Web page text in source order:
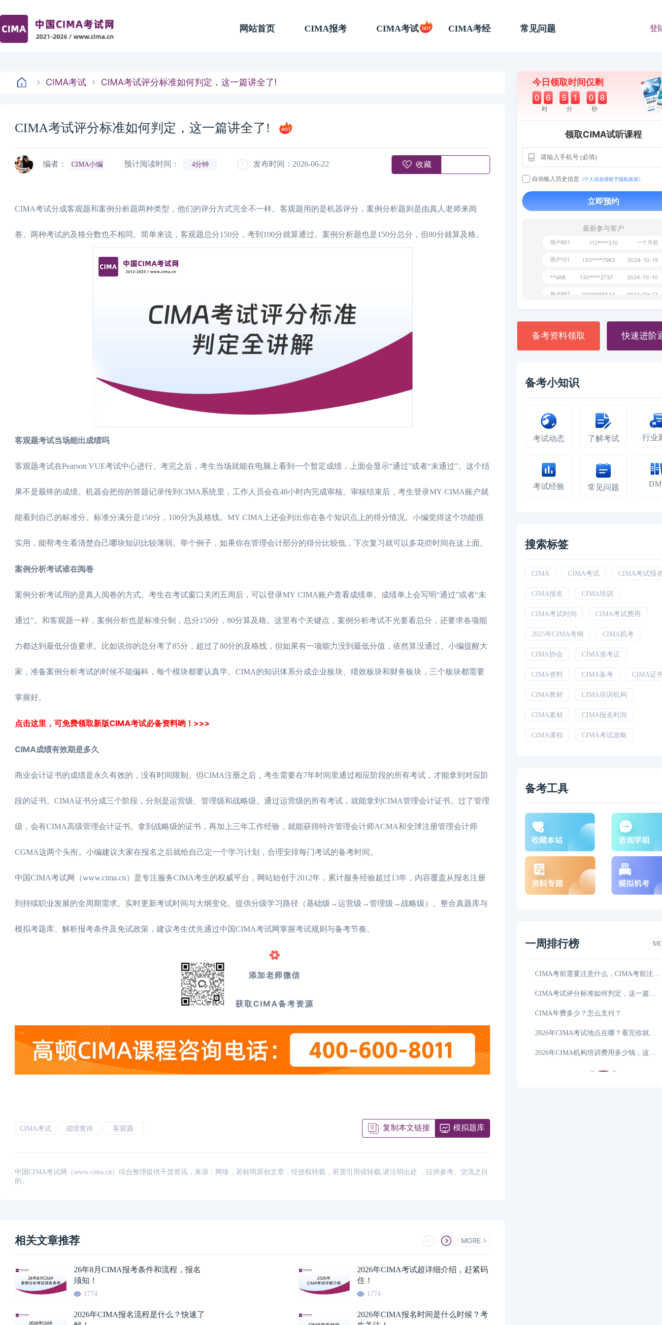
网站首页 CIMA报考 CIMA考试 CIMA考经 常见问题 登
CIMA考试 CIMA考试评分标准如何判定，这一篇讲全了!
CIMA考试评分标准如何判定，这一篇讲全了!
编者： CIMA小编 预计阅读时间： 4分钟 发布时间：2026-06-22 收藏
CIMA考试分成客观题和案例分析题两种类型，他们的评分方式完全不一样。客观题用的是机器评分，案例分析题则是由真人老师来阅
卷。两种考试的及格分数也不相同。简单来说，客观题总分150分，考到100分就算通过。案例分析题也是150分总分，但80分就算及格。
客观题考试当场能出成绩吗
客观题考试在Pearson VUE考试中心进行。考完之后，考生当场就能在电脑上看到一个暂定成绩，上面会显示“通过”或者“未通过”。这个结
果不是最终的成绩。机器会把你的答题记录传到CIMA系统里，工作人员会在48小时内完成审核。审核结束后，考生登录MY CIMA账户就
能看到自己的标准分。标准分满分是150分，100分为及格线。MY CIMA上还会列出你在各个知识点上的得分情况。小编觉得这个功能很
实用，能帮考生看清楚自己哪块知识比较薄弱。举个例子，如果你在管理会计部分的得分比较低，下次复习就可以多花些时间在这上面。
案例分析考试谁在阅卷
案例分析考试用的是真人阅卷的方式。考生在考试窗口关闭五周后，可以登录MY CIMA账户查看成绩单。成绩单上会写明“通过”或者“未
通过”。和客观题一样，案例分析也是标准分制，总分150分，80分算及格。这里有个关键点，案例分析考试不光要看总分，还要求各项能
力都达到最低分值要求。比如说你的总分考了85分，超过了80分的及格线，但如果有一项能力没到最低分值，依然算没通过。小编提醒大
家，准备案例分析考试的时候不能偏科，每个模块都要认真学。CIMA的知识体系分成企业板块、绩效板块和财务板块，三个板块都需要
掌握好。
点击这里，可免费领取新版CIMA考试必备资料哟！>>>
CIMA成绩有效期是多久
商业会计证书的成绩是永久有效的，没有时间限制。但CIMA注册之后，考生需要在7年时间里通过相应阶段的所有考试，才能拿到对应阶
段的证书。CIMA证书分成三个阶段，分别是运营级、管理级和战略级。通过运营级的所有考试，就能拿到CIMA管理会计证书。过了管理
级，会有CIMA高级管理会计证书。拿到战略级的证书，再加上三年工作经验，就能获得特许管理会计师ACMA和全球注册管理会计师
CGMA这两个头衔。小编建议大家在报名之后就给自己定一个学习计划，合理安排每门考试的备考时间。
‌中国CIMA考试网（www.cima.cn）‌是专注服务CIMA考生的权威平台，网站始创于2012年，累计服务经验超过13年，内容覆盖从报名注册
到持续职业发展的全周期需求。实时更新考试时间与大纲变化、提供分级学习路径（基础级→运营级→管理级→战略级）、整合真题库与
模拟考题库、解析报考条件及免试政策，建议考生优先通过中国CIMA考试网掌握考试规则与备考节奏。
添加老师微信
获取CIMA备考资源
CIMA考试 成绩查询 客观题 复制本文链接 模拟题库
中国CIMA考试网（www.cima.cn）综合整理提供干货资讯，来源：网络，若标明原创文章，经授权转载，若需引用或转载,请注明出处 ，仅供参考、交流之目
的。
相关文章推荐 MORE
26年8月CIMA报考条件和流程，报名
须知！
1774
2026年CIMA考试超详细介绍，赶紧码
住！
1774
2026年CIMA报名流程是什么？快速了
2026年CIMA报名时间是什么时候？考
今日领取时间仅剩
0 6 : 5 1 : 0 7
时 分 秒
领取CIMA试听课程
自动输入历史信息 《个人信息授权于隐私政策》
立即预约
最新参与客户
**AoZ 130****8017 1 天前
130****9630
备考资料领取 快速进阶
备考小知识
考试动态 了解考试 行业
考试经验 常见问题
搜索标签
CIMA CIMA考试 CIMA考试报
CIMA报名 CIMA培训
CIMA考试时间 CIMA考试费用
2025年CIMA考纲 CIMA机考
CIMA协会 CIMA准考证
CIMA资料 CIMA备考 CIMA证
CIMA教材 CIMA培训机构
CIMA素材 CIMA报名时间
CIMA课程 CIMA考试攻略
备考工具
一周排行榜
2026年CIMA考试报名流程是什么样的
CIMA是什么考试，CIMA证书考完有哪
CIMA年费多少？怎么支付？